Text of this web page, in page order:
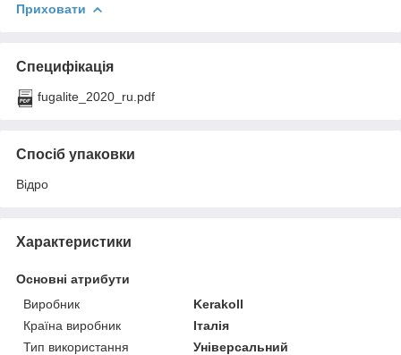
Приховати
Специфікація
fugalite_2020_ru.pdf
Спосіб упаковки
Відро
Характеристики
Основні атрибути
Виробник
Kerakoll
Країна виробник
Італія
Тип використання
Універсальний